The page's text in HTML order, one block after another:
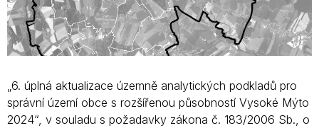
„6. úplná aktualizace územně analytických podkladů pro
správní území obce s rozšířenou působností Vysoké Mýto
2024“, v souladu s požadavky zákona č. 183/2006 Sb., o